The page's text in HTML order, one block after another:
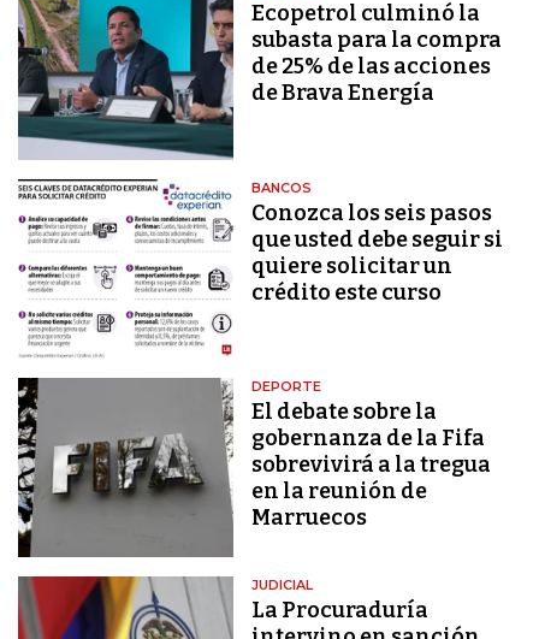
Ecopetrol culminó la
subasta para la compra
de 25% de las acciones
de Brava Energía
BANCOS
Conozca los seis pasos
que usted debe seguir si
quiere solicitar un
crédito este curso
DEPORTE
El debate sobre la
gobernanza de la Fifa
sobrevivirá a la tregua
en la reunión de
Marruecos
JUDICIAL
La Procuraduría